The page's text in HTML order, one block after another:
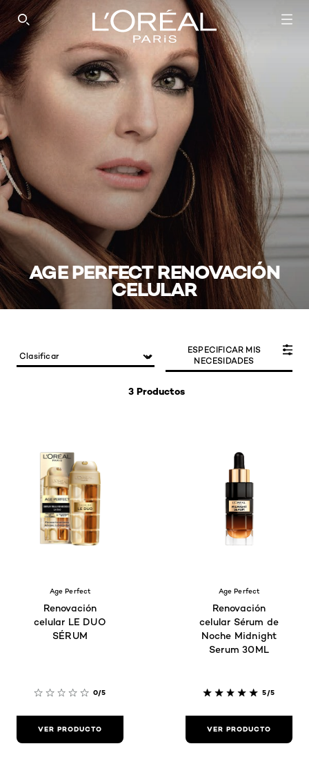
SEARCH THIS SITE
AGE PERFECT RENOVACIÓN
CELULAR
3 Productos
ESPECIFICAR MIS
NECESIDADES
Age Perfect
Renovación
celular LE DUO
SÉRUM
0/5
VER PRODUCTO
Age Perfect
Renovación
celular Sérum de
Noche Midnight
Serum 30ML
5/5
VER PRODUCTO